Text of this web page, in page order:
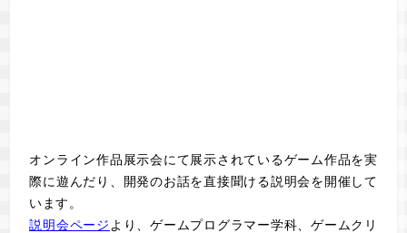
オンライン作品展示会にて展示されているゲーム作品を実
際に遊んだり、開発のお話を直接聞ける説明会を開催して
います。
説明会ページ より、ゲームプログラマー学科、ゲームクリ